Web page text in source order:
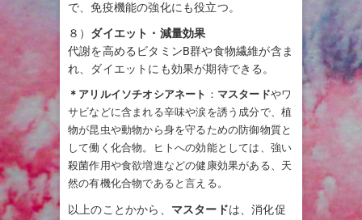
で、免疫機能の強化にも役立つ。
８） ダイエット・減量効果
代謝を高めるビタミンB群や食物繊維が含ま
れ、ダイエットにも効果が期待できる。
＊アリルイソチオシアネート ： マスタードやワ
サビなどに含まれる辛味や涙を誘う成分で、植
物が昆虫や動物から身を守るための防御物質と
して働く化合物。ヒトへの効能としては、強い
殺菌作用や食欲増進などの健康効果がある、天
然の有機化合物であると言える。
以上のことかから、 マスタードは、消化促